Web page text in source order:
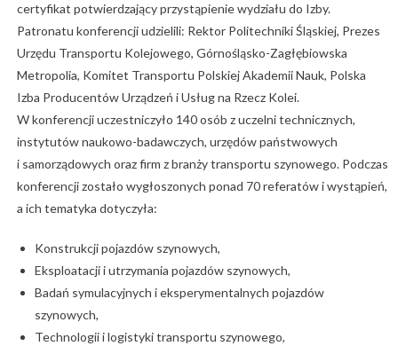
certyfikat potwierdzający przystąpienie wydziału do Izby.
Patronatu konferencji udzielili: Rektor Politechniki Śląskiej, Prezes
Urzędu Transportu Kolejowego, Górnośląsko-Zagłębiowska
Metropolia, Komitet Transportu Polskiej Akademii Nauk, Polska
Izba Producentów Urządzeń i Usług na Rzecz Kolei.
W konferencji uczestniczyło 140 osób z uczelni technicznych,
instytutów naukowo-badawczych, urzędów państwowych
i samorządowych oraz firm z branży transportu szynowego. Podczas
konferencji zostało wygłoszonych ponad 70 referatów i wystąpień,
a ich tematyka dotyczyła:
Konstrukcji pojazdów szynowych,
Eksploatacji i utrzymania pojazdów szynowych,
Badań symulacyjnych i eksperymentalnych pojazdów
szynowych,
Technologii i logistyki transportu szynowego,